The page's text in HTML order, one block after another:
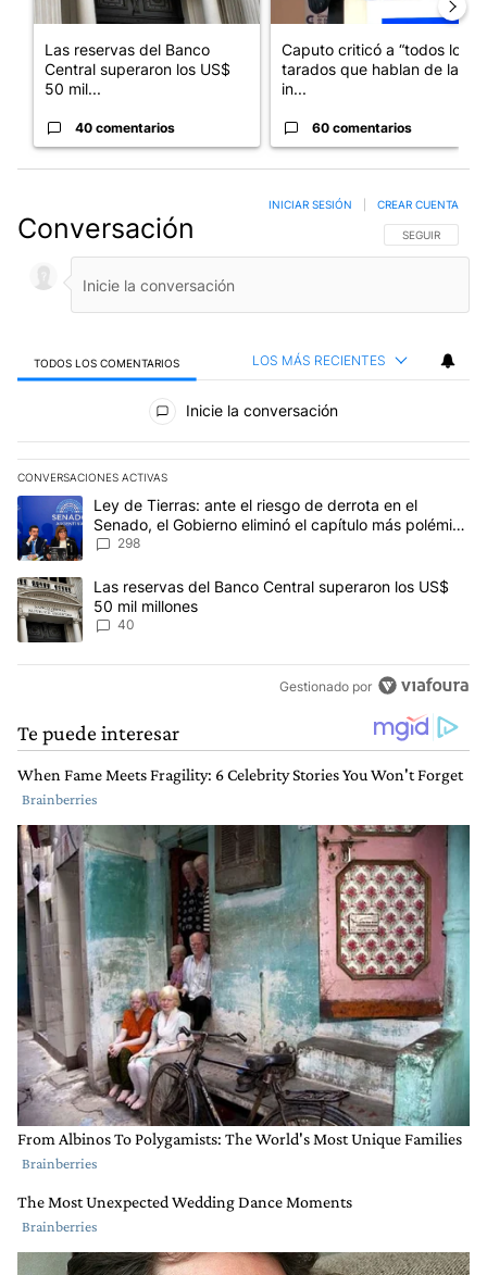
Las reservas del Banco
Central superaron los US$
50 mil...
40 comentarios
Caputo criticó a “todos los
tarados que hablan de la
in...
60 comentarios
Conversación SIGA ESTA
SEGUIR
INICIAR SESIÓN CREAR CUENTA
TODOS LOS COMENTARIOS LOS MÁS RECIENTES
Todos los comentarios
Inicie la conversación
CONVERSACIONES ACTIVAS
Este listado muestra los artículos con más comentarios en los
Un artículo de tendencia con el título "Ley de Tierras: ante el
Ley de Tierras: ante el riesgo de derrota en el
Senado, el Gobierno eliminó el capítulo más polémico
del proyecto
298
Un artículo de tendencia con el título "Las reservas del Banco
Las reservas del Banco Central superaron los US$
50 mil millones
40
Gestionado por